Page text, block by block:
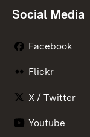
Social Media
Facebook
Flickr
X / Twitter
Youtube